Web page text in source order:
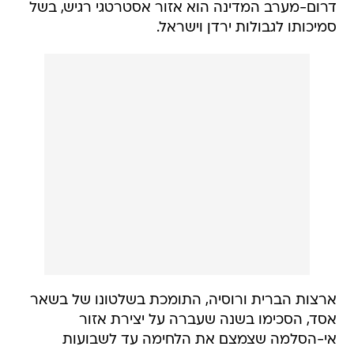
דרום-מערב המדינה הוא אזור אסטרטגי רגיש, בשל
סמיכותו לגבולות ירדן וישראל.
ארצות הברית ורוסיה, התומכת בשלטונו של בשאר
אסד, הסכימו בשנה שעברה על יצירת אזור
אי-הסלמה שצמצם את הלחימה עד לשבועות